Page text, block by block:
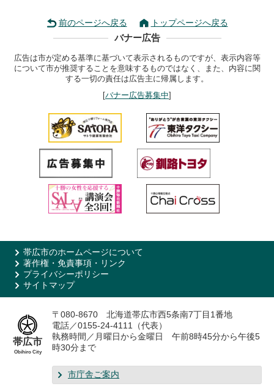
前のページへ戻る トップページへ戻る
バナー広告
広告は市が定める基準に基づいて表示されるものですが、表示内容等
について市が推奨することを意味するものではなく、また、内容に関
する一切の責任は広告主に帰属します。
[バナー広告募集中]
帯広市のホームページについて
著作権・免責事項・リンク
プライバシーポリシー
サイトマップ
帯広市
Obihiro City
〒080-8670 北海道帯広市西5条南7丁目1番地
電話／0155-24-4111（代表）
執務時間／月曜日から金曜日 午前8時45分から午後5
時30分まで
市庁舎ご案内